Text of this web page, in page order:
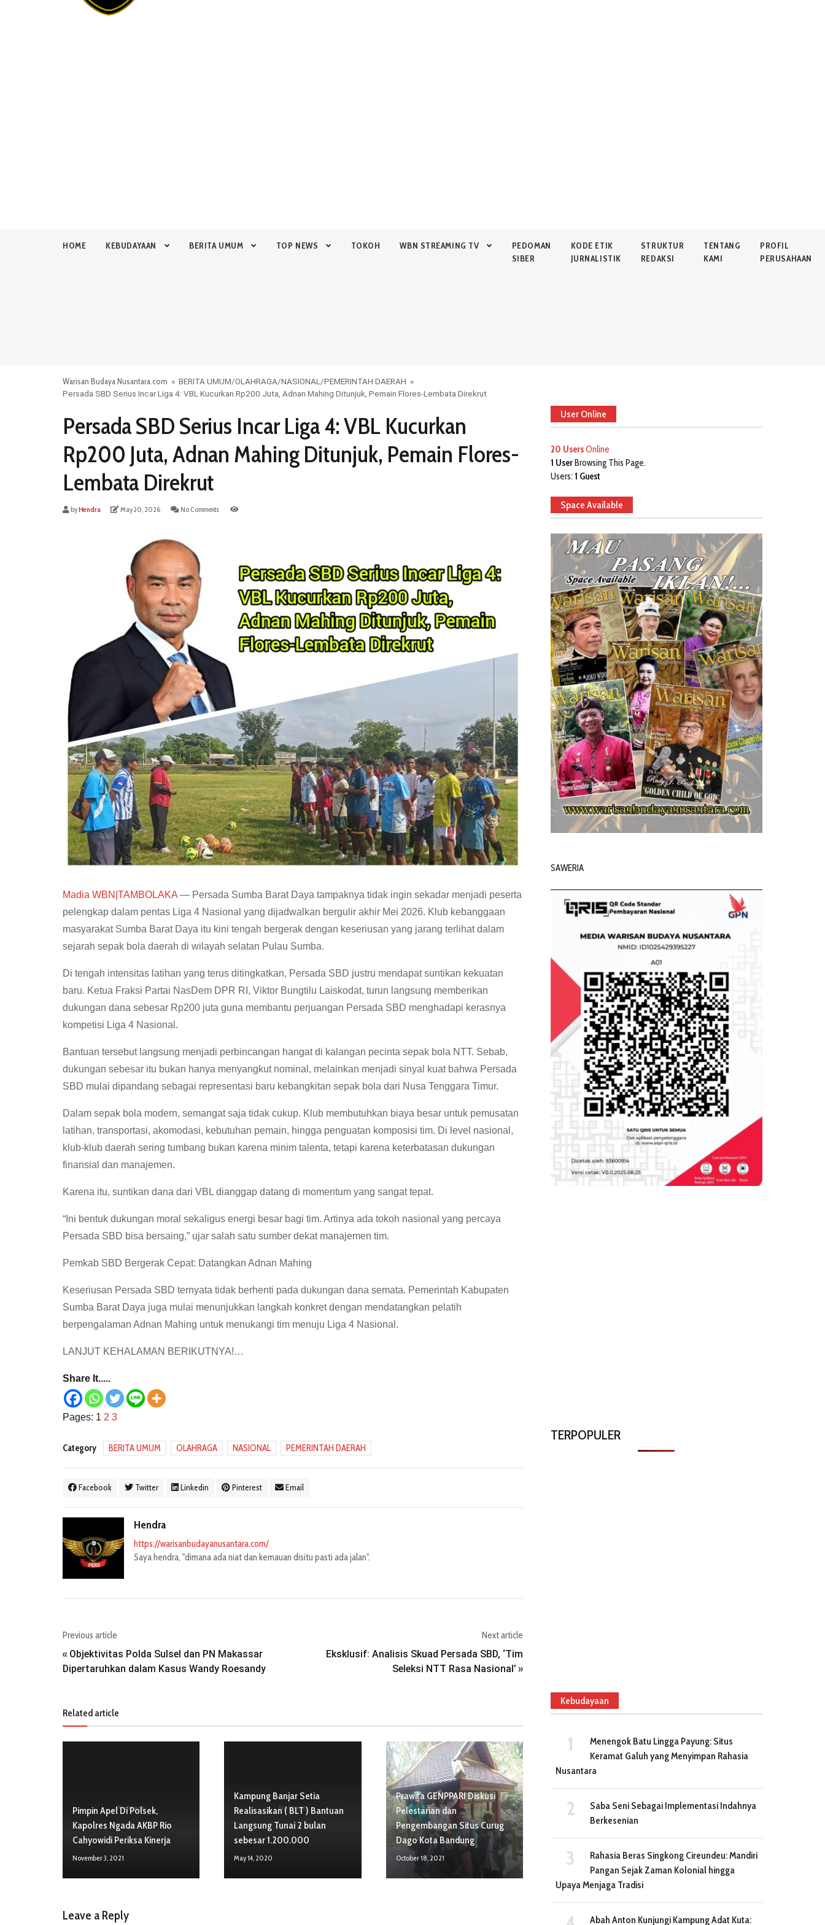
HOME KEBUDAYAAN BERITA UMUM TOP NEWS TOKOH WBN STREAMING TV
PEDOMAN
SIBER
KODE ETIK
JURNALISTIK
STRUKTUR
REDAKSI
TENTANG
KAMI
PROFIL
PERUSAHAAN
Warisan Budaya Nusantara.com » BERITA UMUM/OLAHRAGA/NASIONAL /PEMERINTAH DAERAH »
Persada SBD Serius Incar Liga 4: VBL Kucurkan Rp200 Juta, Adnan Mahing Ditunjuk, Pemain Flores-Lembata Direkrut
Persada SBD Serius Incar Liga 4: VBL Kucurkan
Rp200 Juta, Adnan Mahing Ditunjuk, Pemain Flores-
Lembata Direkrut
byHendra May 20, 2026 No Comments
Madia WBN|TAMBOLAKA — Persada Sumba Barat Daya tampaknya tidak ingin sekadar menjadi peserta
pelengkap dalam pentas Liga 4 Nasional yang dijadwalkan bergulir akhir Mei 2026. Klub kebanggaan
masyarakat Sumba Barat Daya itu kini tengah bergerak dengan keseriusan yang jarang terlihat dalam
sejarah sepak bola daerah di wilayah selatan Pulau Sumba.
Di tengah intensitas latihan yang terus ditingkatkan, Persada SBD justru mendapat suntikan kekuatan
baru. Ketua Fraksi Partai NasDem DPR RI, Viktor Bungtilu Laiskodat, turun langsung memberikan
dukungan dana sebesar Rp200 juta guna membantu perjuangan Persada SBD menghadapi kerasnya
kompetisi Liga 4 Nasional.
Bantuan tersebut langsung menjadi perbincangan hangat di kalangan pecinta sepak bola NTT. Sebab,
dukungan sebesar itu bukan hanya menyangkut nominal, melainkan menjadi sinyal kuat bahwa Persada
SBD mulai dipandang sebagai representasi baru kebangkitan sepak bola dari Nusa Tenggara Timur.
Dalam sepak bola modern, semangat saja tidak cukup. Klub membutuhkan biaya besar untuk pemusatan
latihan, transportasi, akomodasi, kebutuhan pemain, hingga penguatan komposisi tim. Di level nasional,
klub-klub daerah sering tumbang bukan karena minim talenta, tetapi karena keterbatasan dukungan
finansial dan manajemen.
Karena itu, suntikan dana dari VBL dianggap datang di momentum yang sangat tepat.
“Ini bentuk dukungan moral sekaligus energi besar bagi tim. Artinya ada tokoh nasional yang percaya
Persada SBD bisa bersaing,” ujar salah satu sumber dekat manajemen tim.
Pemkab SBD Bergerak Cepat: Datangkan Adnan Mahing
Keseriusan Persada SBD ternyata tidak berhenti pada dukungan dana semata. Pemerintah Kabupaten
Sumba Barat Daya juga mulai menunjukkan langkah konkret dengan mendatangkan pelatih
berpengalaman Adnan Mahing untuk menukangi tim menuju Liga 4 Nasional.
LANJUT KEHALAMAN BERIKUTNYA!…
Share It.....
Pages: 1 2 3
Category BERITA UMUM OLAHRAGA NASIONAL PEMERINTAH DAERAH
Facebook Twitter Linkedin Pinterest Email
Hendra
https://warisanbudayanusantara.com/
Saya hendra, "dimana ada niat dan kemauan disitu pasti ada jalan".
Previous article
« Objektivitas Polda Sulsel dan PN Makassar
Dipertaruhkan dalam Kasus Wandy Roesandy
Next article
Eksklusif: Analisis Skuad Persada SBD, ‘Tim
Seleksi NTT Rasa Nasional’ »
Related article
No Image
Pimpin Apel Di Polsek,
Kapolres Ngada AKBP Rio
Cahyowidi Periksa Kinerja
November 3, 2021
No Image
Kampung Banjar Setia
Realisasikan ( BLT ) Bantuan
Langsung Tunai 2 bulan
sebesar 1.200.000
May 14, 2020
Prawita GENPPARI Diskusi
Pelestarian dan
Pengembangan Situs Curug
Dago Kota Bandung
October 18, 2021
HUT GRIB Ke -10, Hercules
Ajak Anggotanya Menjadi
Penyambung Lidah Rakyat
April 2, 2021
SBD Raih WTP, Langkah
yang Transparan
May 26, 2026
Leave a Reply
User Online
20 UsersOnline
1 UserBrowsing This Page.
Users: 1 Guest
Space Available
SAWERIA
TERPOPULER
Kebudayaan
Menengok Batu Lingga Payung: Situs
Keramat Galuh yang Menyimpan Rahasia
Nusantara
Saba Seni Sebagai Implementasi Indahnya
Berkesenian
Rahasia Beras Singkong Cireundeu: Mandiri
Pangan Sejak Zaman Kolonial hingga
Upaya Menjaga Tradisi
Abah Anton Kunjungi Kampung Adat Kuta: